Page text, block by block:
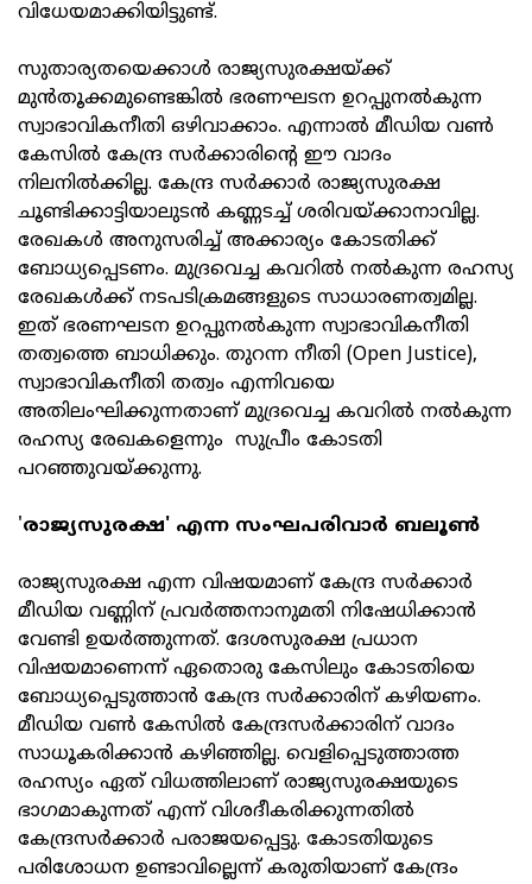
വിധേയമാക്കിയിട്ടുണ്ട്.
സുതാര്യതയെക്കാള്‍ രാജ്യസുരക്ഷയ്ക്ക്
മുന്‍തൂക്കമുണ്ടെങ്കില്‍ ഭരണഘടന ഉറപ്പുനല്‍കുന്ന
സ്വാഭാവികനീതി ഒഴിവാക്കാം. എന്നാല്‍ മീഡിയ വണ്‍
കേസില്‍ കേന്ദ്ര സര്‍ക്കാരിന്റെ ഈ വാദം
നിലനില്‍ക്കില്ല. കേന്ദ്ര സര്‍ക്കാര്‍ രാജ്യസുരക്ഷ
ചൂണ്ടിക്കാട്ടിയാലുടന്‍ കണ്ണടച്ച് ശരിവയ്ക്കാനാവില്ല.
രേഖകള്‍ അനുസരിച്ച് അക്കാര്യം കോടതിക്ക്
ബോധ്യപ്പെടണം. മുദ്രവെച്ച കവറില്‍ നല്‍കുന്ന രഹസ്യ
രേഖകള്‍ക്ക് നടപടിക്രമങ്ങളുടെ സാധാരണത്വമില്ല.
ഇത് ഭരണഘടന ഉറപ്പുനല്‍കുന്ന സ്വാഭാവികനീതി
തത്വത്തെ ബാധിക്കും. തുറന്ന നീതി (Open Justice),
സ്വാഭാവികനീതി തത്വം എന്നിവയെ
അതിലംഘിക്കുന്നതാണ് മുദ്രവെച്ച കവറില്‍ നല്‍കുന്ന
രഹസ്യ രേഖകളെന്നും സുപ്രീം കോടതി
പറഞ്ഞുവയ്ക്കുന്നു.
'രാജ്യസുരക്ഷ' എന്ന സംഘപരിവാര്‍ ബലൂണ്‍
രാജ്യസുരക്ഷ എന്ന വിഷയമാണ് കേന്ദ്ര സര്‍ക്കാര്‍
മീഡിയ വണ്ണിന് പ്രവര്‍ത്തനാനുമതി നിഷേധിക്കാന്‍
വേണ്ടി ഉയര്‍ത്തുന്നത്. ദേശസുരക്ഷ പ്രധാന
വിഷയമാണെന്ന് ഏതൊരു കേസിലും കോടതിയെ
ബോധ്യപ്പെടുത്താന്‍ കേന്ദ്ര സര്‍ക്കാരിന് കഴിയണം.
മീഡിയ വണ്‍ കേസില്‍ കേന്ദ്രസര്‍ക്കാരിന് വാദം
സാധൂകരിക്കാന്‍ കഴിഞ്ഞില്ല. വെളിപ്പെടുത്താത്ത
രഹസ്യം ഏത് വിധത്തിലാണ് രാജ്യസുരക്ഷയുടെ
ഭാഗമാകുന്നത് എന്ന് വിശദീകരിക്കുന്നതില്‍
കേന്ദ്രസര്‍ക്കാര്‍ പരാജയപ്പെട്ടു. കോടതിയുടെ
പരിശോധന ഉണ്ടാവില്ലെന്ന് കരുതിയാണ് കേന്ദ്രം